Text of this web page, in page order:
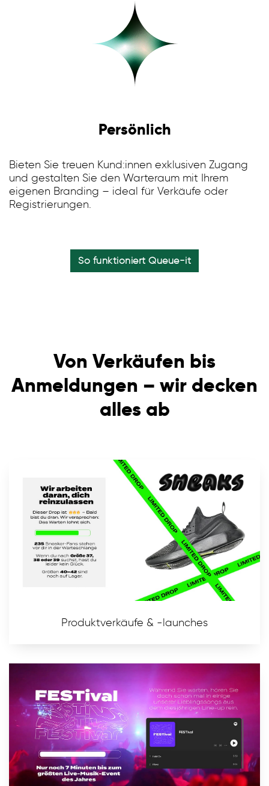
Persönlich
Bieten Sie treuen Kund:innen exklusiven Zugang
und gestalten Sie den Warteraum mit Ihrem
eigenen Branding – ideal für Verkäufe oder
Registrierungen.
So funktioniert Queue-it
Von Verkäufen bis
Anmeldungen – wir decken
alles ab
Produktverkäufe & -launches